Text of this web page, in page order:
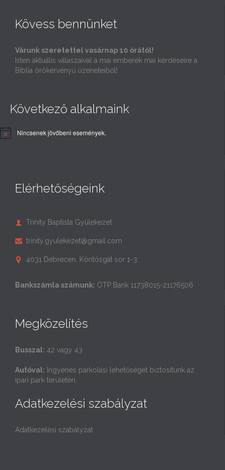
Kövess bennünket
Várunk szeretettel vasárnap 10 órától!
Isten aktuális válaszaival a mai emberek mai kérdéseire a
Biblia örökérvényű üzeneteiből!
Következő alkalmaink
Nincsenek jövőbeni események.
Elérhetőségeink
 Trinity Baptista Gyülekezet
 trinity.gyulekezet@gmail.com
 4031 Debrecen, Köntösgát sor 1-3.
Bankszámla számunk: OTP Bank 11738015-21176506
Megközelítés
Busszal: 42 vagy 43
Autóval: Ingyenes parkolási lehetőséget biztosítunk az
ipari park területén.
Adatkezelési szabályzat
Adatkezelési szabályzat